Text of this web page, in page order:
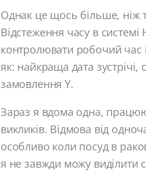
Однак це щось більше, ніж
Відстеження часу в
контролювати робочий час
як: найкраща дата
замовлення Y.
Зараз я вдома одна,
викликів. Відмова від
особливо коли посуд в
я не завжди можу виділити